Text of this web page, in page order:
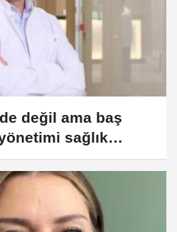
değil ama baş
sağlık
olabilir…